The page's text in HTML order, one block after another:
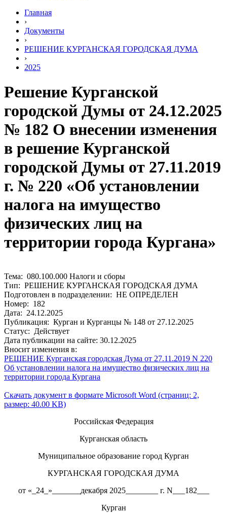
Главная
›
Документы
›
РЕШЕНИЕ КУРГАНСКАЯ ГОРОДСКАЯ ДУМА
›
2025
Решение Курганской
городской Думы от 24.12.2025
№ 182 О внесении изменения
в решение Курганской
городской Думы от 27.11.2019
г. № 220 «Об установлении
налога на имущество
физических лиц на
территории города Кургана»
Тема: 080.100.000 Налоги и сборы
Тип: РЕШЕНИЕ КУРГАНСКАЯ ГОРОДСКАЯ ДУМА
Подготовлен в подразделении: НЕ ОПРЕДЕЛЕН
Номер: 182
Дата: 24.12.2025
Публикация: Курган и Курганцы № 148 от 27.12.2025
Статус: Действует
Дата публикации на сайте: 30.12.2025
Вносит изменения в:
РЕШЕНИЕ Курганская городская Дума от 27.11.2019 N 220
Об установлении налога на имущество физических лиц на
территории города Кургана
Скачать документ в формате Microsoft Word (страниц: 2,
размер: 40.00 KB)
Российская Федерация
Курганская область
Муниципальное образование город Курган
КУРГАНСКАЯ ГОРОДСКАЯ ДУМА
от «_24_»_______декабря 2025________ г. N___182___
Курган